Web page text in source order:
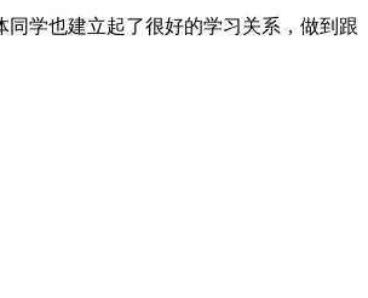
学也建立起了很好的学习关系，做到跟